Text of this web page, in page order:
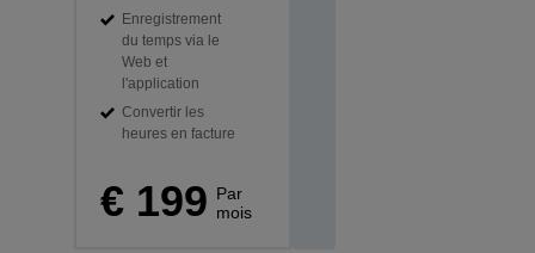
Enregistrement
du temps via le
Web et
l'application
Convertir les
heures en facture
€ 199 Par
mois